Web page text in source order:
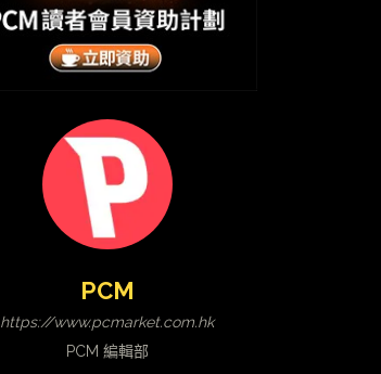
PCM
https://www.pcmarket.com.hk
PCM 編輯部